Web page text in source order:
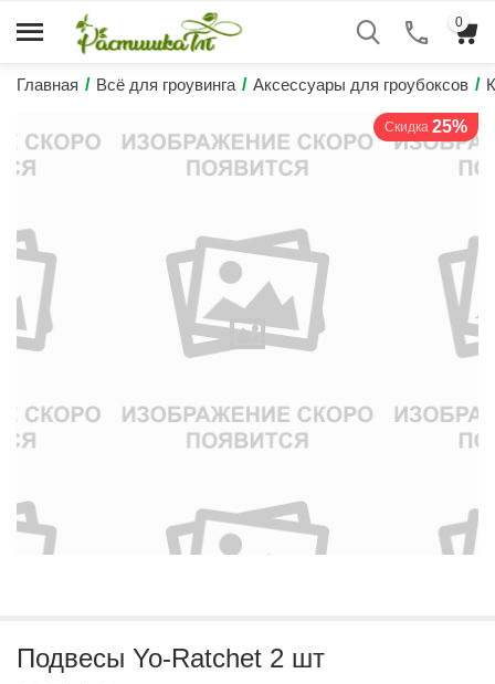
0
Главная / Всё для гроувинга / Аксессуары для гроубоксов /
Скидка 25%
Подвесы Yo-Ratchet 2 шт